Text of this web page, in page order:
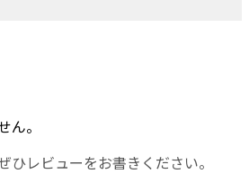
ん。
ひレビューをお書きください。